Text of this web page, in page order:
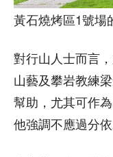
黃石燒烤區1號場
對行山人士而言
山藝及攀岩教練
幫助，尤其可作
他強調不應過分依